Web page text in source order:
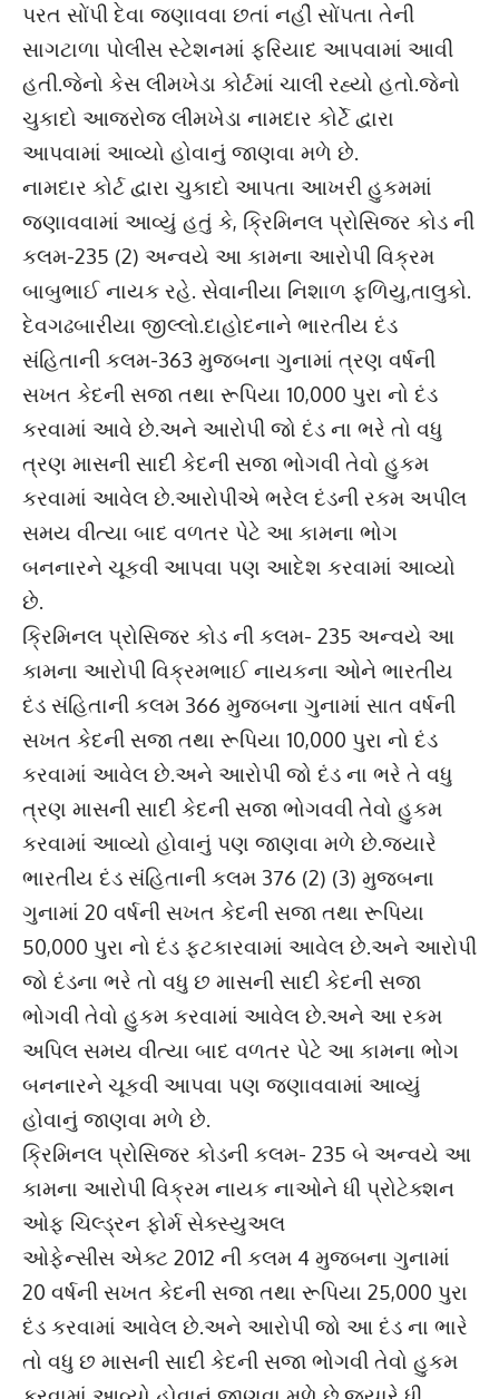
પરત સોંપી દેવા જણાવવા છતાં નહીં સોંપતા તેની
સાગટાળા પોલીસ સ્ટેશનમાં ફરિયાદ આપવામાં આવી
હતી.જેનો કેસ લીમખેડા કોર્ટમાં ચાલી રહ્યો હતો.જેનો
ચુકાદો આજરોજ લીમખેડા નામદાર કોર્ટે દ્વારા
આપવામાં આવ્યો હોવાનું જાણવા મળે છે.
નામદાર કોર્ટ દ્વારા ચુકાદો આપતા આખરી હુકમમાં
જણાવવામાં આવ્યું હતું કે, ક્રિમિનલ પ્રોસિજર કોડ ની
કલમ-235 (2) અન્વયે આ કામના આરોપી વિક્રમ
બાબુભાઈ નાયક રહે. સેવાનીયા નિશાળ ફળિયુ,તાલુકો.
દેવગઢબારીયા જીલ્લો.દાહોદનાને ભારતીય દંડ
સંહિતાની કલમ-363 મુજબના ગુનામાં ત્રણ વર્ષની
સખત કેદની સજા તથા રૂપિયા 10,000 પુરા નો દંડ
કરવામાં આવે છે.અને આરોપી જો દંડ ના ભરે તો વધુ
ત્રણ માસની સાદી કેદની સજા ભોગવી તેવો હુકમ
કરવામાં આવેલ છે.આરોપીએ ભરેલ દંડની રકમ અપીલ
સમય વીત્યા બાદ વળતર પેટે આ કામના ભોગ
બનનારને ચૂકવી આપવા પણ આદેશ કરવામાં આવ્યો
છે.
ક્રિમિનલ પ્રોસિજર કોડ ની કલમ- 235 અન્વયે આ
કામના આરોપી વિક્રમભાઈ નાયકના ઓને ભારતીય
દંડ સંહિતાની કલમ 366 મુજબના ગુનામાં સાત વર્ષની
સખત કેદની સજા તથા રૂપિયા 10,000 પુરા નો દંડ
કરવામાં આવેલ છે.અને આરોપી જો દંડ ના ભરે તે વધુ
ત્રણ માસની સાદી કેદની સજા ભોગવવી તેવો હુકમ
કરવામાં આવ્યો હોવાનું પણ જાણવા મળે છે.જ્યારે
ભારતીય દંડ સંહિતાની કલમ 376 (2) (3) મુજબના
ગુનામાં 20 વર્ષની સખત કેદની સજા તથા રૂપિયા
50,000 પુરા નો દંડ ફટકારવામાં આવેલ છે.અને આરોપી
જો દંડના ભરે તો વધુ છ માસની સાદી કેદની સજા
ભોગવી તેવો હુકમ કરવામાં આવેલ છે.અને આ રકમ
અપિલ સમય વીત્યા બાદ વળતર પેટે આ કામના ભોગ
બનનારને ચૂકવી આપવા પણ જણાવવામાં આવ્યું
હોવાનું જાણવા મળે છે.
ક્રિમિનલ પ્રોસિજર કોડની કલમ- 235 બે અન્વયે આ
કામના આરોપી વિક્રમ નાયક નાઓને ધી પ્રોટેક્શન
ઓફ ચિલ્ડ્રન ફોર્મ સેક્સ્યુઅલ
ઓફેન્સીસ એક્ટ 2012 ની કલમ 4 મુજબના ગુનામાં
20 વર્ષની સખત કેદની સજા તથા રૂપિયા 25,000 પુરા
દંડ કરવામાં આવેલ છે.અને આરોપી જો આ દંડ ના ભારે
તો વધુ છ માસની સાદી કેદની સજા ભોગવી તેવો હુકમ